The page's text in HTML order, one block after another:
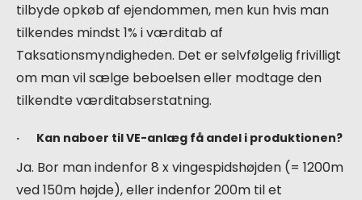
tilbyde opkøb af ejendommen, men kun hvis man
tilkendes mindst 1% i værditab af
Taksationsmyndigheden. Det er selvfølgelig frivilligt
om man vil sælge beboelsen eller modtage den
tilkendte værditabserstatning.
· Kan naboer til VE-anlæg få andel i produktionen?
Ja. Bor man indenfor 8 x vingespidshøjden (= 1200m
ved 150m højde), eller indenfor 200m til et